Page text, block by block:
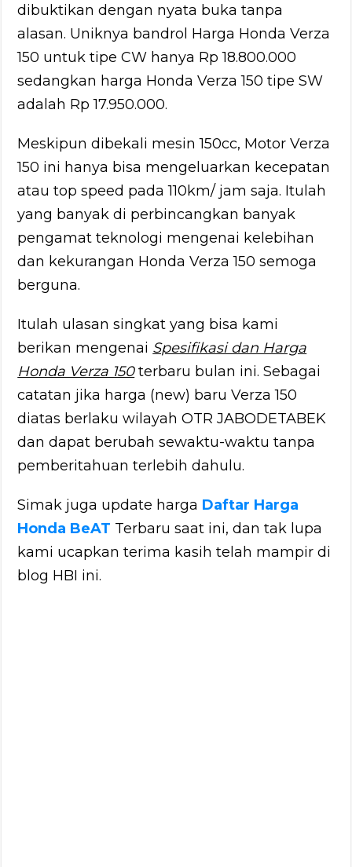
dibuktikan dengan nyata buka tanpa
alasan. Uniknya bandrol Harga Honda Verza
150 untuk tipe CW hanya Rp 18.800.000
sedangkan harga Honda Verza 150 tipe SW
adalah Rp 17.950.000.
Meskipun dibekali mesin 150cc, Motor Verza
150 ini hanya bisa mengeluarkan kecepatan
atau top speed pada 110km/ jam saja. Itulah
yang banyak di perbincangkan banyak
pengamat teknologi mengenai kelebihan
dan kekurangan Honda Verza 150 semoga
berguna.
Itulah ulasan singkat yang bisa kami
berikan mengenai Spesifikasi dan Harga
Honda Verza 150terbaru bulan ini. Sebagai
catatan jika harga (new) baru Verza 150
diatas berlaku wilayah OTR JABODETABEK
dan dapat berubah sewaktu-waktu tanpa
pemberitahuan terlebih dahulu.
Simak juga update harga Daftar Harga
Honda BeAT Terbaru saat ini, dan tak lupa
kami ucapkan terima kasih telah mampir di
blog HBI ini.